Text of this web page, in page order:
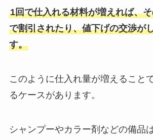
1回で仕入れる材料が増えれば、
で割引されたり、値下げの交渉が
す。
このように仕入れ量が増えること
るケースがあります。
シャンプーやカラー剤などの備品